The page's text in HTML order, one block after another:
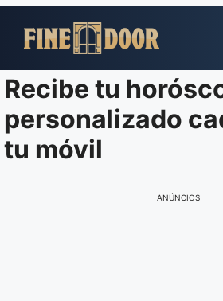
para
conteúdo
Recibe tu
personalizado
tu móvil
ANÚNCIOS